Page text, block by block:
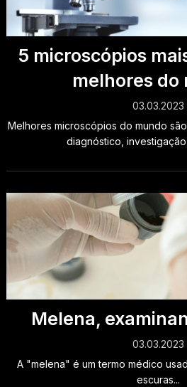
5 microscópios
melhores do
03.03.2023
Melhores microscópios do mundo
diagnóstico,
Melena,
03.03.2023
A "melena" é um termo médico
escuras...